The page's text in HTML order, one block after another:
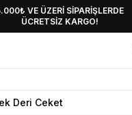
VE ÜZERİ SİPARİŞLERDE
ÜCRETSİZ KARGO!
SEZON KOLEKSİYONU EKLENDİ,
HEMEN KEŞFET!
Deri Ceket